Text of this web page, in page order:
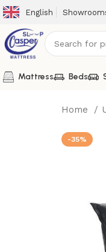
English
Mattress Beds
Home
-35%